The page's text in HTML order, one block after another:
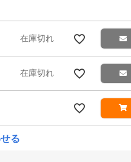
在庫切れ
在庫切れ
る